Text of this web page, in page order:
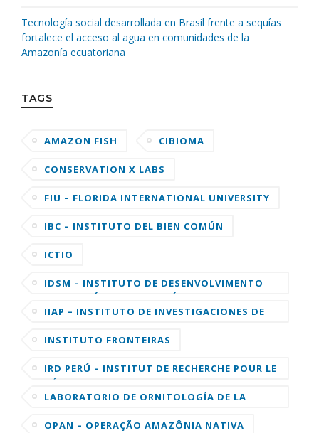
Tecnología social desarrollada en Brasil frente a sequías
fortalece el acceso al agua en comunidades de la
Amazonía ecuatoriana
TAGS
AMAZON FISH CIBIOMA
CONSERVATION X LABS
FIU – FLORIDA INTERNATIONAL UNIVERSITY
IBC – INSTITUTO DEL BIEN COMÚN
ICTIO
IDSM – INSTITUTO DE DESENVOLVIMENTO
SUSTENTÁVEL MAMIRAUÁ
IIAP – INSTITUTO DE INVESTIGACIONES DE
INSTITUTO FRONTEIRAS
IRD PERÚ – INSTITUT DE RECHERCHE POUR LE
DÉVELOPPEMENT
LABORATORIO DE ORNITOLOGÍA DE LA
OPAN – OPERAÇÃO AMAZÔNIA NATIVA